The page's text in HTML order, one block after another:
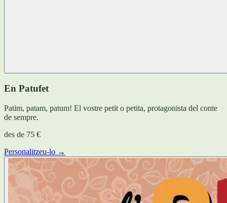
En Patufet
Patim, patam, patum! El vostre petit o petita, protagonista del conte
de sempre.
des de 75 €
Personalitzeu-lo →